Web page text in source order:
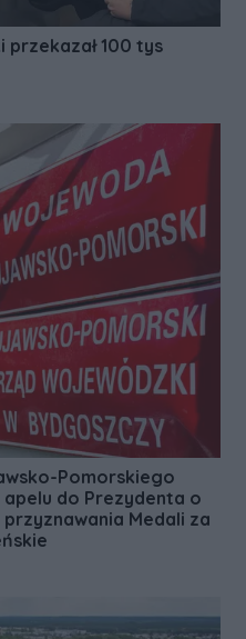
przekazał 100 tys
Pomorskiego
apelu do Prezydenta o
Medali za